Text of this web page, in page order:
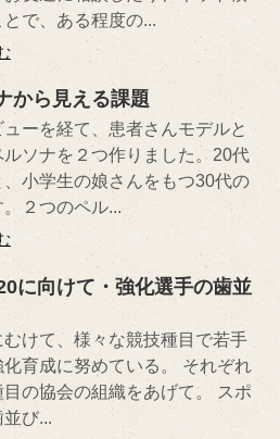
で、ある程度の...
から見える課題
ューを経て、患者さんモデルと
ルソナを２つ作りました。20代
、小学生の娘さんをもつ30代の
２つのペル...
に向けて・強化選手の歯並
むけて、様々な競技種目で若手
育成に努めている。 それぞれ
の協会の組織をあげて。 スポ
び...